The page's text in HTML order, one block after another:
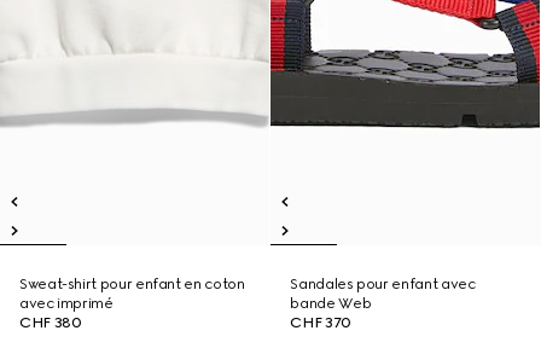
Sweat-shirt pour enfant en coton
avec imprimé
CHF 380
Sandales pour enfant avec
bande Web
CHF 370